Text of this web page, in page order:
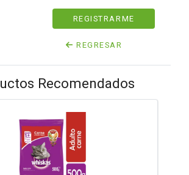
REGISTRARME
REGRESAR
Recomendados